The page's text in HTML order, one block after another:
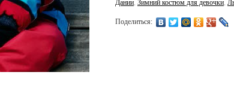
Дании, Зимний костюм для девочки,
Поделиться: